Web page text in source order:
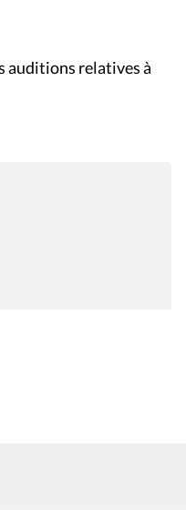
auditions relatives à